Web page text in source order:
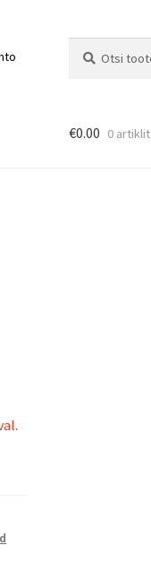
€0.00 0 artiklit